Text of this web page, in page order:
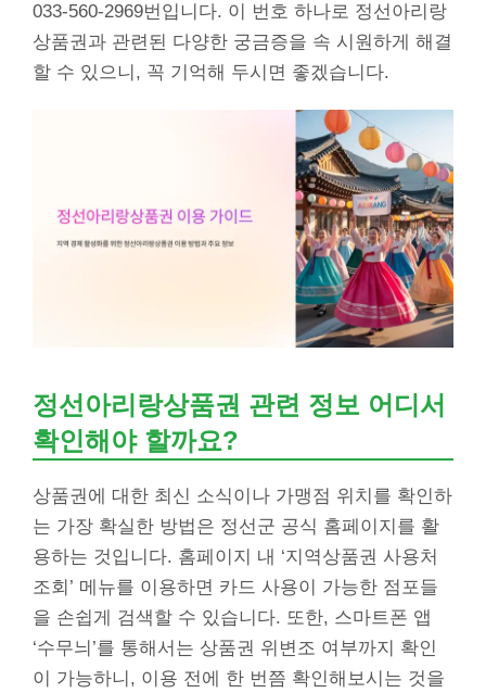
033-560-2969번입니다. 이 번호 하나로 정선아리랑
상품권과 관련된 다양한 궁금증을 속 시원하게 해결
할 수 있으니, 꼭 기억해 두시면 좋겠습니다.
정선아리랑상품권 관련 정보 어디서
확인해야 할까요?
상품권에 대한 최신 소식이나 가맹점 위치를 확인하
는 가장 확실한 방법은 정선군 공식 홈페이지를 활
용하는 것입니다. 홈페이지 내 ‘지역상품권 사용처
조회’ 메뉴를 이용하면 카드 사용이 가능한 점포들
을 손쉽게 검색할 수 있습니다. 또한, 스마트폰 앱
‘수무늬’를 통해서는 상품권 위변조 여부까지 확인
이 가능하니, 이용 전에 한 번쯤 확인해보시는 것을